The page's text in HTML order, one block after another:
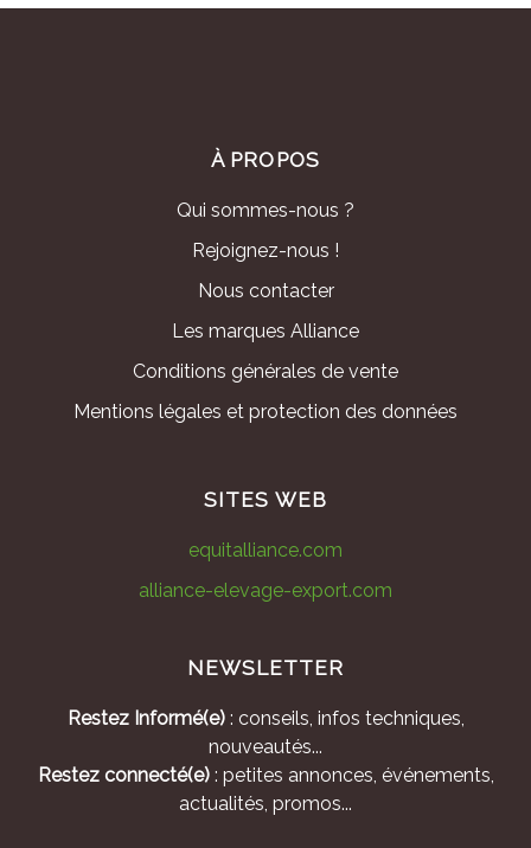
À PROPOS
Qui sommes-nous ?
Rejoignez-nous !
Nous contacter
Les marques Alliance
Conditions générales de vente
Mentions légales et protection des données
SITES WEB
equitalliance.com
alliance-elevage-export.com
NEWSLETTER
Restez Informé(e): conseils, infos techniques,
nouveautés...
Restez connecté(e): petites annonces, événements,
actualités, promos...